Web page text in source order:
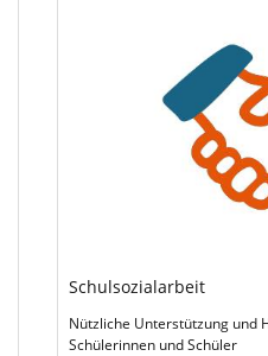
Schulsozialarbeit
Nützliche Unterstützung und
Schülerinnen und Schüler